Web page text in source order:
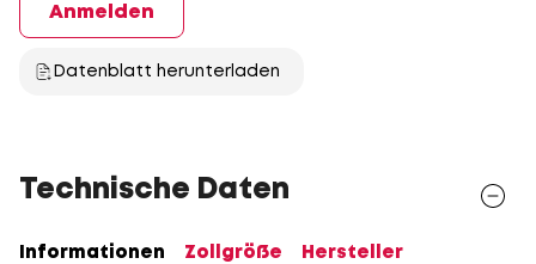
Anmelden
Datenblatt herunterladen
Technische Daten
Informationen Zollgröße Hersteller